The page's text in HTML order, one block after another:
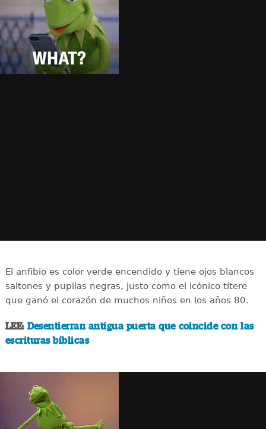
El anfibio es color verde encendido y tiene ojos blancos
saltones y pupilas negras, justo como el icónico títere
que ganó el corazón de muchos niños en los años 80.
LEE: Desentierran antigua puerta que coincide con las
escrituras bíblicas